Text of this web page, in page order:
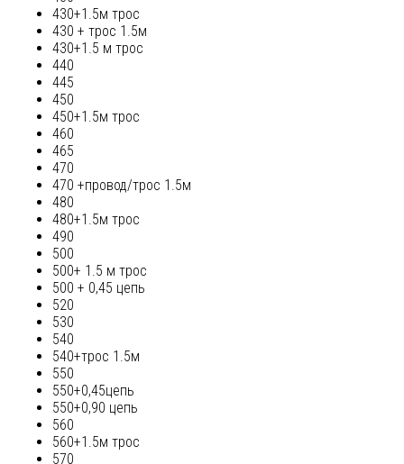
430+1.5м трос
430 + трос 1.5м
430+1.5 м трос
440
445
450
450+1.5м трос
460
465
470
470 +провод/трос 1.5м
480
480+1.5м трос
490
500
500+ 1.5 м трос
500 + 0,45 цепь
520
530
540
540+трос 1.5м
550
550+0,45цепь
550+0,90 цепь
560
560+1.5м трос
570